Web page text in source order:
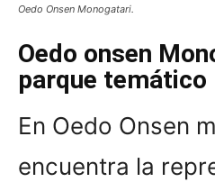
Oedo Onsen Monogatari.
Oedo onsen
parque temático
En Oedo Onsen
encuentra la